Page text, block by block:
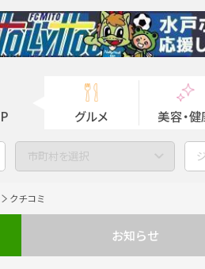
グルメ 美容・健
市町村を選択
クチコミ
お知らせ